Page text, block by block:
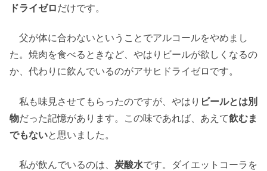
ドライゼロだけです。
父が体に合わないということでアルコールをやめまし
た。焼肉を食べるときなど、やはりビールが欲しくなるの
か、代わりに飲んでいるのがアサヒドライゼロです。
私も味見させてもらったのですが、やはり ビールとは別
物だった記憶があります。この味であれば、あえて飲むま
でもないと思いました。
私が飲んでいるのは、 炭酸水です。ダイエットコーラを